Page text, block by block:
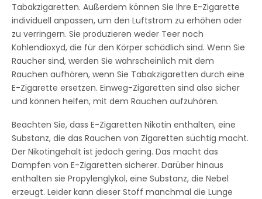
Tabakzigaretten. Außerdem können Sie Ihre E-Zigarette
individuell anpassen, um den Luftstrom zu erhöhen oder
zu verringern. Sie produzieren weder Teer noch
Kohlendioxyd, die für den Körper schädlich sind. Wenn Sie
Raucher sind, werden Sie wahrscheinlich mit dem
Rauchen aufhören, wenn Sie Tabakzigaretten durch eine
E-Zigarette ersetzen. Einweg-Zigaretten sind also sicher
und können helfen, mit dem Rauchen aufzuhören.
Beachten Sie, dass E-Zigaretten Nikotin enthalten, eine
Substanz, die das Rauchen von Zigaretten süchtig macht.
Der Nikotingehalt ist jedoch gering. Das macht das
Dampfen von E-Zigaretten sicherer. Darüber hinaus
enthalten sie Propylenglykol, eine Substanz, die Nebel
erzeugt. Leider kann dieser Stoff manchmal die Lunge